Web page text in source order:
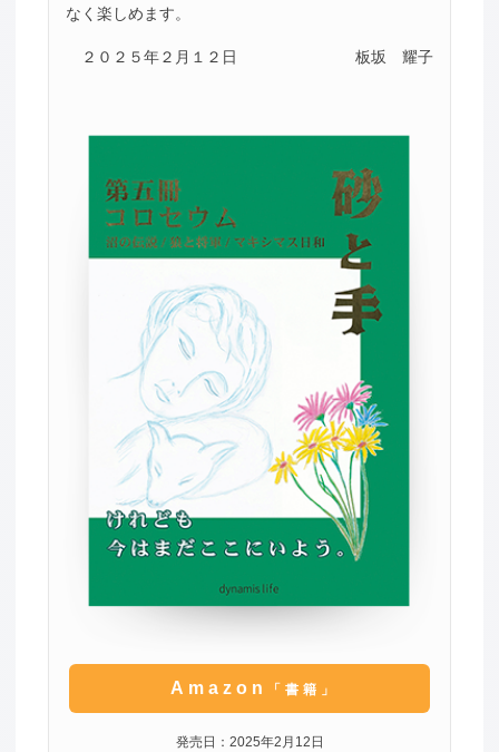
なく楽しめます。
２０２５年２月１２日 板坂 耀子
Amazon 「書籍」
発売日：2025年2月12日